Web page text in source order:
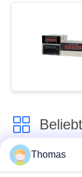
Thomas